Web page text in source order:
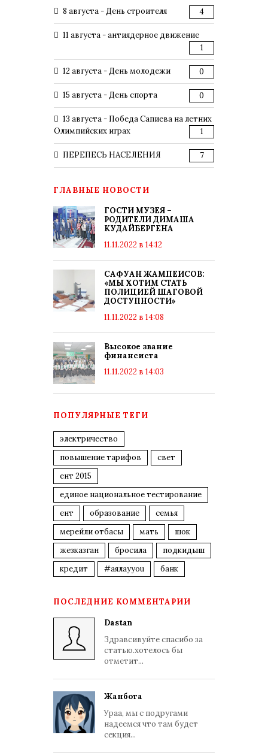
8 августа - День строителя 4
11 августа - антиядерное движение
1
12 августа - День молодежи 0
15 августа - День спорта 0
13 августа - Победа Сапиева на летних
Олимпийских играх
1
ПЕРЕПЕСЬ НАСЕЛЕНИЯ 7
ГЛАВНЫЕ НОВОСТИ
ГОСТИ МУЗЕЯ –
РОДИТЕЛИ ДИМАША
КУДАЙБЕРГЕНА
11.11.2022 в 14:12
САФУАН ЖАМПЕИСОВ:
«МЫ ХОТИМ СТАТЬ
ПОЛИЦИЕЙ ШАГОВОЙ
ДОСТУПНОСТИ»
11.11.2022 в 14:08
Высокое звание
финансиста
11.11.2022 в 14:03
ПОПУЛЯРНЫЕ ТЕГИ
электричество
повышение тарифов
свет
ент 2015
единое национальное тестирование
ент
образование
семья
мерейли отбасы
мать
шок
жезказган
бросила
подкидыш
кредит
#аялауyou банк
ПОСЛЕДНИЕ КОММЕНТАРИИ
Dastan
Здравсивуйте спасибо за
статью.хотелось бы
отметит...
Жанбота
Ураа, мы с подругами
надеемся что там будет
секция...